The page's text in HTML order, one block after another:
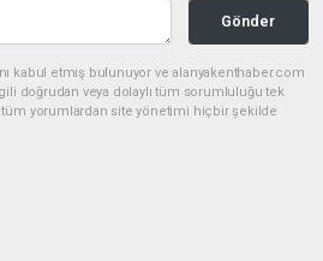
Gönder
kabul etmiş bulunuyor ve alanyakenthaber.com
doğrudan veya dolaylı tüm sorumluluğu tek
tüm yorumlardan site yönetimi hiçbir şekilde